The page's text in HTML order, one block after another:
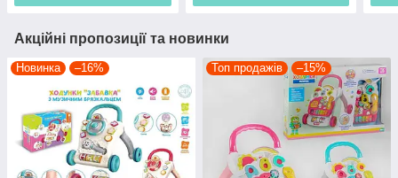
Акційні пропозиції та новинки
Новинка –16% Топ продажів –15%